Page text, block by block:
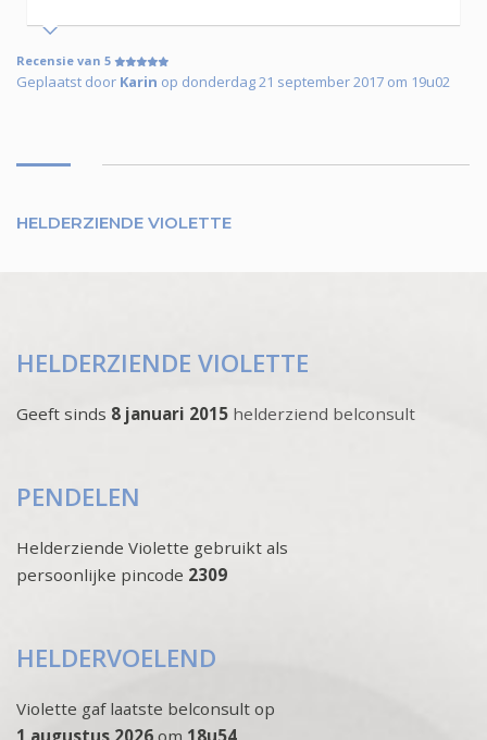
Recensie van 5
Geplaatst door Karin op donderdag 21 september 2017 om 19u02
HELDERZIENDE VIOLETTE
HELDERZIENDE VIOLETTE
Geeft sinds 8 januari 2015 helderziend belconsult
PENDELEN
Helderziende Violette gebruikt als
persoonlijke pincode 2309
HELDERVOELEND
Violette gaf laatste belconsult op
1 augustus 2026 om 18u54